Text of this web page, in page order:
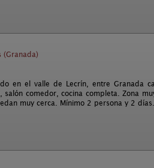
(Granada)
en el valle de Lecrín, entre Granada
comedor, cocina completa. Zona
muy cerca. Mínimo 2 persona y 2 días.